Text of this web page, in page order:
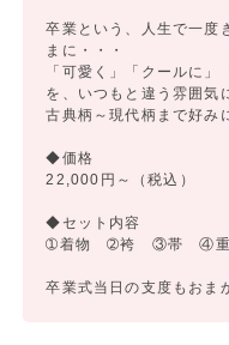
卒業という、人生で一度
まに・・・
「可愛く」「クールに
を、いつもと違う雰囲気
古典柄～現代柄まで好み
◆価格
22,000円～（税込）
◆セット内容
➀着物 ➁袴 ③帯 ④重
卒業式当日の支度もおま